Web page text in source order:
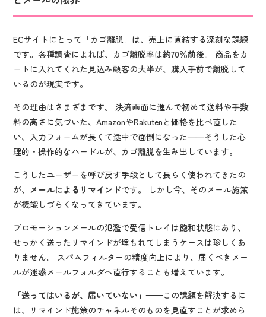
ECサイトにとって「カゴ離脱」は、売上に直結する深刻な課題
です。各種調査によれば、カゴ離脱率は約70％前後。 商品をカ
ートに入れてくれた見込み顧客の大半が、購入手前で離脱して
いるのが現実です。
その理由はさまざまです。 決済画面に進んで初めて送料や手数
料の高さに気づいた、AmazonやRakutenと価格を比べ直した
い、入力フォームが長くて途中で面倒になった——そうした心
理的・操作的なハードルが、カゴ離脱を生み出しています。
こうしたユーザーを呼び戻す手段として長らく使われてきたの
が、 メールによるリマインドです。 しかし今、そのメール施策
が機能しづらくなってきています。
プロモーションメールの氾濫で受信トレイは飽和状態にあり、
せっかく送ったリマインドが埋もれてしまうケースは珍しくあ
りません。 スパムフィルターの精度向上により、届くべきメー
ルが迷惑メールフォルダへ直行することも増えています。
「送ってはいるが、届いていない」——この課題を解決するに
は、リマインド施策のチャネルそのものを見直すことが求めら